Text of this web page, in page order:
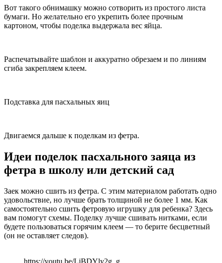
Вот такого обнимашку можно сотворить из простого листа
бумаги. Но желательно его укрепить более прочным
картоном, чтобы поделка выдержала вес яйца.
Распечатывайте шаблон и аккуратно обрезаем и по линиям
сгиба закрепляем клеем.
Подставка для пасхальных яиц
Двигаемся дальше к поделкам из фетра.
Идеи поделок пасхального заяца из
фетра в школу или детский сад
Заек можно сшить из фетра. С этим материалом работать одно
удовольствие, но лучше брать толщиной не более 1 мм. Как
самостоятельно сшить фетровую игрушку для ребенка? Здесь
вам помогут схемы. Поделку лучше сшивать нитками, если
будете пользоваться горячим клеем — то берите бесцветный
(он не оставляет следов).